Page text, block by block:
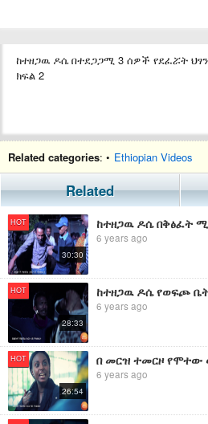
ከተዘጋዉ ዶሴ በተደጋጋሚ 3 ሰዎች የደፈሯት
ክፍል 2
Related categories: • Ethiopian Videos
Related
HOT
30:30
6 years ago
HOT
28:33
6 years ago
HOT
26:54
6 years ago